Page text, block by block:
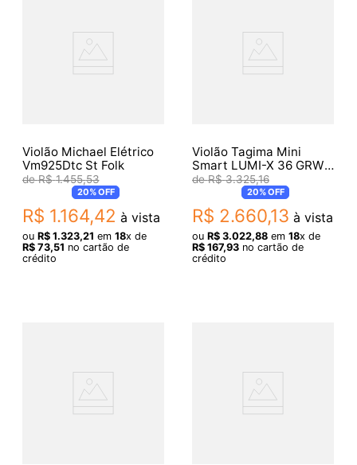
Violão Michael Elétrico
Vm925Dtc St Folk
R$ 1.455,53
20%OFF
R$ 1.164,42 à vista
ou R$ 1.323,21 em 18x de
R$ 73,51 no cartão de
crédito
Violão Tagima Mini
Smart LUMI-X 36 GRW
Green White
R$ 3.325,16
20%OFF
R$ 2.660,13 à vista
ou R$ 3.022,88em 18x de
R$ 167,93no cartão de
crédito